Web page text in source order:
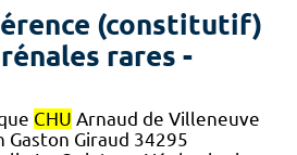
(constitutif)
rares -
CHU Arnaud de Villeneuve
Gaston Giraud 34295